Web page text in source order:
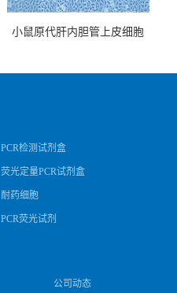
小鼠原代肝内胆管上皮细胞
PCR检测试剂盒
荧光定量PCR试剂盒
耐药细胞
PCR荧光试剂
公司动态